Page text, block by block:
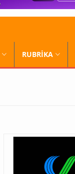
RUBRİKA